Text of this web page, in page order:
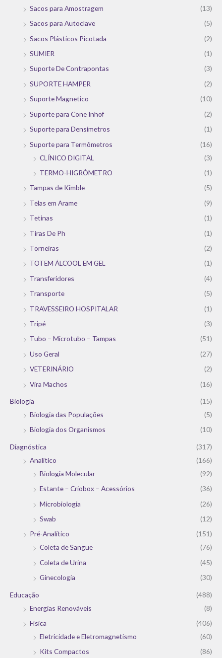
Sacos para Amostragem
(13)
Sacos para Autoclave
(5)
Sacos Plásticos Picotada
(2)
SUMIER
(1)
Suporte De Contrapontas
(3)
SUPORTE HAMPER
(2)
Suporte Magnetico
(10)
Suporte para Cone Inhof
(2)
Suporte para Densímetros
(1)
Suporte para Termômetros
(16)
CLÍNICO DIGITAL
(3)
TERMO-HIGRÔMETRO
(1)
Tampas de Kimble
(5)
Telas em Arame
(9)
Tetinas
(1)
Tiras De Ph
(1)
Torneiras
(2)
TOTEM ÁLCOOL EM GEL
(1)
Transferidores
(4)
Transporte
(5)
TRAVESSEIRO HOSPITALAR
(1)
Tripé
(3)
Tubo – Microtubo – Tampas
(51)
Uso Geral
(27)
VETERINÁRIO
(2)
Vira Machos
(16)
Biologia
(15)
Biologia das Populações
(5)
Biologia dos Organismos
(10)
Diagnóstica
(317)
Analítico
(166)
Biologia Molecular
(92)
Estante – Criobox – Acessórios
(36)
Microbiologia
(26)
Swab
(12)
Pré-Analítico
(151)
Coleta de Sangue
(76)
Coleta de Urina
(45)
Ginecologia
(30)
Educação
(488)
Energias Renováveis
(8)
Física
(406)
Eletricidade e Eletromagnetismo
(60)
Kits Compactos
(86)